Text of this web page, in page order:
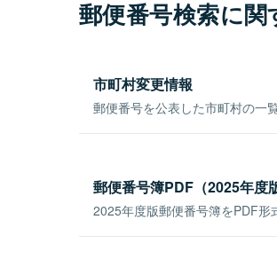
郵便番号検索に関
市町村変更情報
郵便番号を公表した市町村の一
郵便番号簿PDF（2025年度
2025年度版郵便番号簿をPDF形